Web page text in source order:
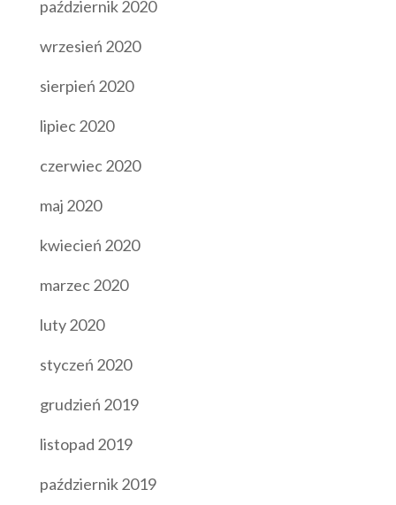
październik 2020
wrzesień 2020
sierpień 2020
lipiec 2020
czerwiec 2020
maj 2020
kwiecień 2020
marzec 2020
luty 2020
styczeń 2020
grudzień 2019
listopad 2019
październik 2019